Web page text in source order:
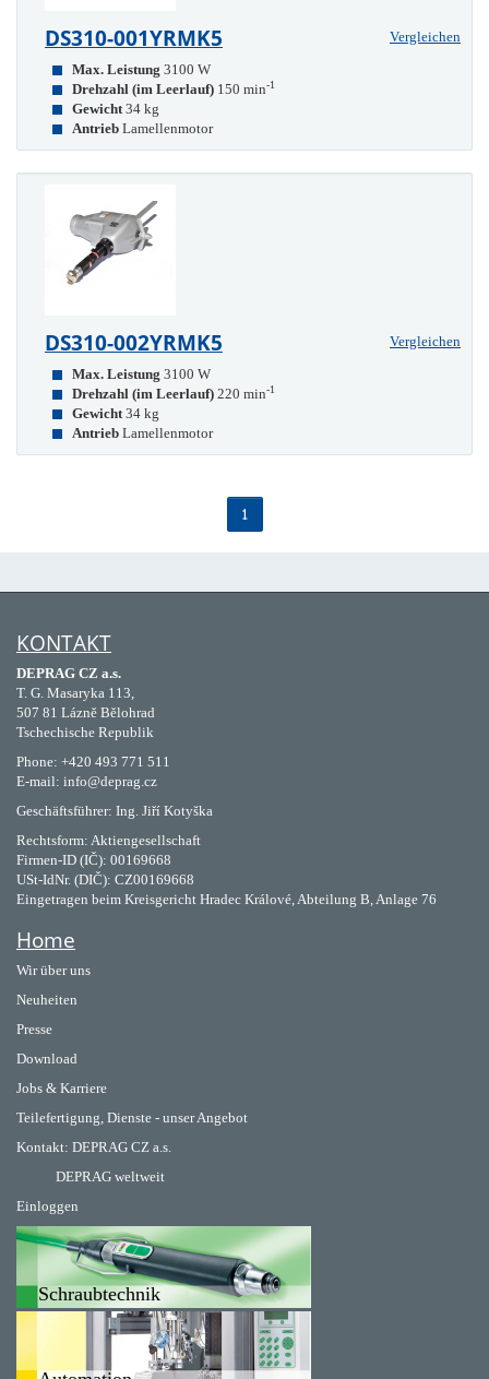
DS310-001YRMK5
Vergleichen
Max. Leistung 3100 W
Drehzahl (im Leerlauf) 150 min-1
Gewicht 34 kg
Antrieb Lamellenmotor
DS310-002YRMK5
Vergleichen
Max. Leistung 3100 W
Drehzahl (im Leerlauf) 220 min-1
Gewicht 34 kg
Antrieb Lamellenmotor
1
KONTAKT
DEPRAG CZ a.s.
T. G. Masaryka 113,
507 81 Lázně Bělohrad
Tschechische Republik
Phone: +420 493 771 511
E-mail: info@deprag.cz
Geschäftsführer: Ing. Jiří Kotyška
Rechtsform: Aktiengesellschaft
Firmen-ID (IČ): 00169668
USt-IdNr. (DIČ): CZ00169668
Eingetragen beim Kreisgericht Hradec Králové, Abteilung B, Anlage 76
Home
Wir über uns
Neuheiten
Presse
Download
Jobs & Karriere
Teilefertigung, Dienste - unser Angebot
Kontakt: DEPRAG CZ a.s.
DEPRAG weltweit
Einloggen
Schraubtechnik